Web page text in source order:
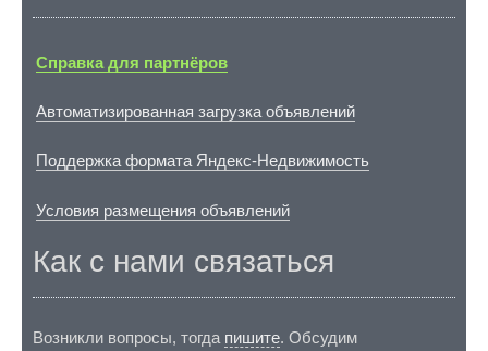
Справка для партнёров
Автоматизированная загрузка объявлений
Поддержка формата Яндекс-Недвижимость
Условия размещения объявлений
Как с нами связаться
Возникли вопросы, тогда пишите. Обсудим